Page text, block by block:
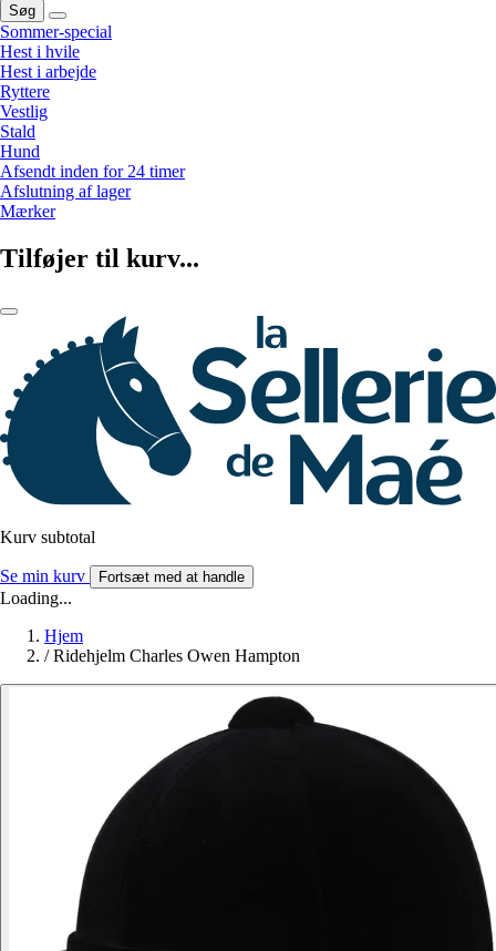
Søg
Sommer-special
Hest i hvile
Hest i arbejde
Ryttere
Vestlig
Stald
Hund
Afsendt inden for 24 timer
Afslutning af lager
Mærker
Tilføjer til kurv...
Kurv subtotal
Se min kurv Fortsæt med at handle
Loading...
Hjem
/ Ridehjelm Charles Owen Hampton